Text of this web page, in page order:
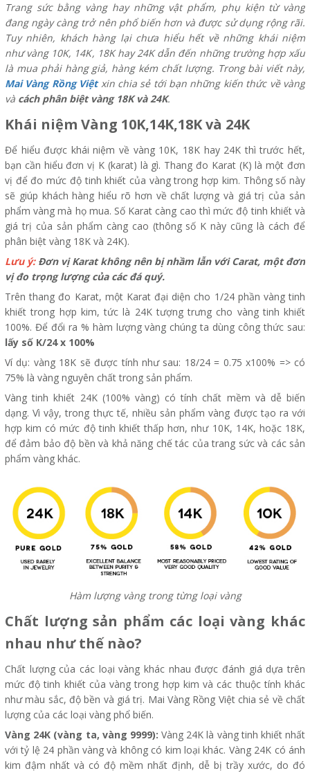
Trang sức bằng vàng hay những vật phẩm, phụ kiện từ vàng
đang ngày càng trở nên phổ biến hơn và được sử dụng rộng rãi.
Tuy nhiên, khách hàng lại chưa hiểu hết về những khái niệm
như vàng 10K, 14K, 18K hay 24K dẫn đến những trường hợp xấu
là mua phải hàng giả, hàng kém chất lượng. Trong bài viết này,
Mai Vàng Rồng Việtxin chia sẻ tới bạn những kiến thức về vàng
và cách phân biệt vàng 18K và 24K.
Khái niệm Vàng 10K,14K,18K và 24K
Để hiểu được khái niệm về vàng 10K, 18K hay 24K thì trước hết,
bạn cần hiểu đơn vị K (karat) là gì. Thang đo Karat (K) là một đơn
vị để đo mức độ tinh khiết của vàng trong hợp kim. Thông số này
sẽ giúp khách hàng hiểu rõ hơn về chất lượng và giá trị của sản
phẩm vàng mà họ mua. Số Karat càng cao thì mức độ tinh khiết và
giá trị của sản phẩm càng cao (thông số K này cũng là cách để
phân biệt vàng 18K và 24K).
Lưu ý: Đơn vị Karat không nên bị nhầm lẫn với Carat, một đơn
vị đo trọng lượng của các đá quý.
Trên thang đo Karat, một Karat đại diện cho 1/24 phần vàng tinh
khiết trong hợp kim, tức là 24K tượng trưng cho vàng tinh khiết
100%. Để đổi ra % hàm lượng vàng chúng ta dùng công thức sau:
lấy số K/24 x 100%
Ví dụ: vàng 18K sẽ được tính như sau: 18/24 = 0.75 x100% => có
75% là vàng nguyên chất trong sản phẩm.
Vàng tinh khiết 24K (100% vàng) có tính chất mềm và dễ biến
dạng. Vì vậy, trong thực tế, nhiều sản phẩm vàng được tạo ra với
hợp kim có mức độ tinh khiết thấp hơn, như 10K, 14K, hoặc 18K,
để đảm bảo độ bền và khả năng chế tác của trang sức và các sản
phẩm vàng khác.
Hàm lượng vàng trong từng loại vàng
Chất lượng sản phẩm các loại vàng khác
nhau như thế nào?
Chất lượng của các loại vàng khác nhau được đánh giá dựa trên
mức độ tinh khiết của vàng trong hợp kim và các thuộc tính khác
như màu sắc, độ bền và giá trị. Mai Vàng Rồng Việt chia sẻ về chất
lượng của các loại vàng phổ biến.
Vàng 24K (vàng ta, vàng 9999): Vàng 24K là vàng tinh khiết nhất
với tỷ lệ 24 phần vàng và không có kim loại khác. Vàng 24K có ánh
kim đậm nhất và có độ mềm nhất định, dễ bị trầy xước, do đó